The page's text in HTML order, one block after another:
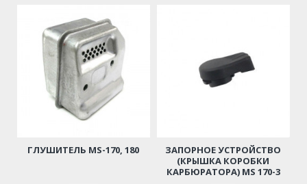
ГЛУШИТЕЛЬ MS-170, 180
ЗАПОРНОЕ УСТРОЙСТВО
(КРЫШКА КОРОБКИ
КАРБЮРАТОРА) MS 170-3